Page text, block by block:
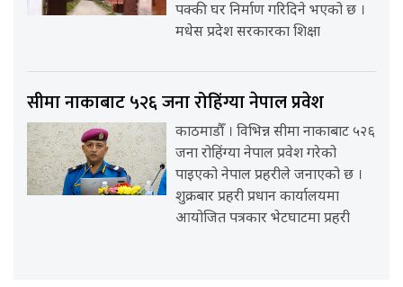
पक्की घर निर्माण गरिदिने भएको छ ।
मधेस प्रदेश सरकारका शिक्षा
सीमा नाकाबाट ५२६ जना रोहिंग्या नेपाल प्रवेश
काठमाडौँ । विभिन्न सीमा नाकाबाट ५२६
जना रोहिंग्या नेपाल प्रवेश गरेको
पाइएको नेपाल प्रहरीले जनाएको छ ।
शुक्रबार प्रहरी प्रधान कार्यालयमा
आयोजित पत्रकार भेटघाटमा प्रहरी